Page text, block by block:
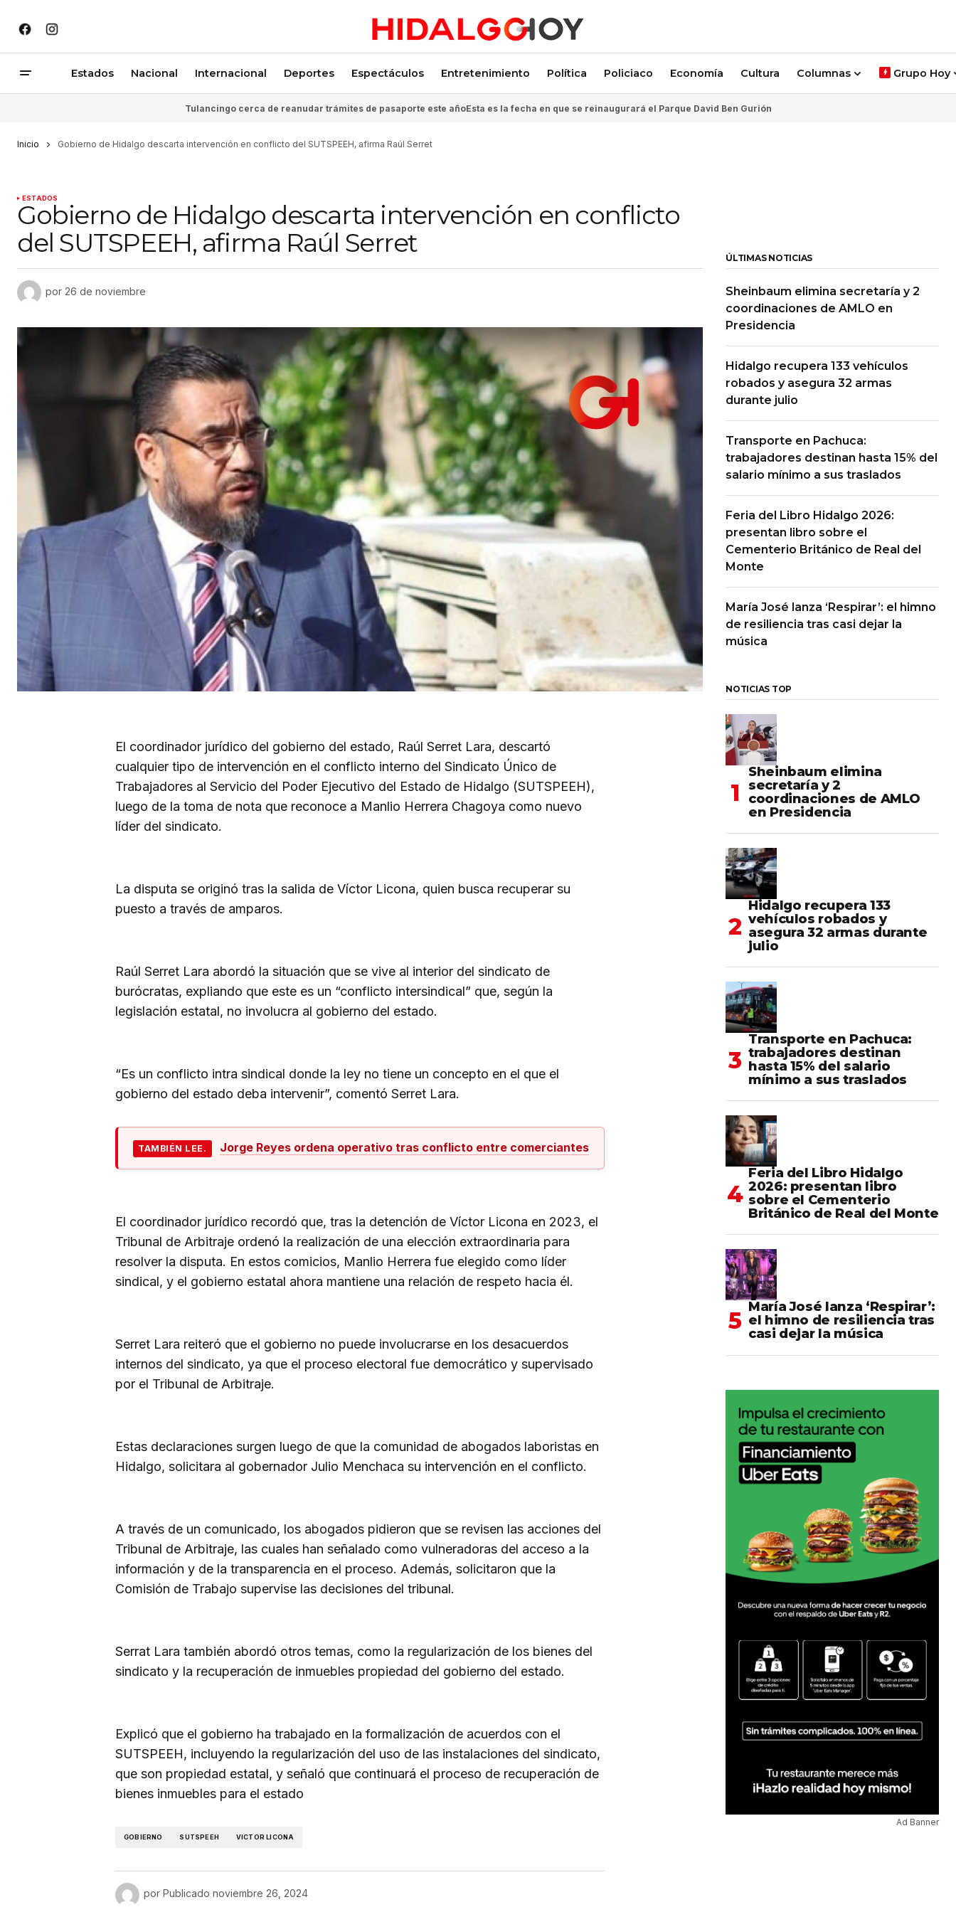
Estados Nacional Internacional Deportes Espectáculos Entretenimiento Política Policiaco Economía Cultura Columnas Grupo Hoy
Tulancingo cerca de reanudar trámites de pasaporte este añoEsta es la fecha en que se reinaugurará el Parque David Ben Gurión
Inicio Gobierno de Hidalgo descarta intervención en conflicto del SUTSPEEH, afirma Raúl Serret
ESTADOS
Gobierno de Hidalgo descarta intervención en conflicto
del SUTSPEEH, afirma Raúl Serret
por 26 de noviembre
El coordinador jurídico del gobierno del estado, Raúl Serret Lara, descartó
cualquier tipo de intervención en el conflicto interno del Sindicato Único de
Trabajadores al Servicio del Poder Ejecutivo del Estado de Hidalgo (SUTSPEEH),
luego de la toma de nota que reconoce a Manlio Herrera Chagoya como nuevo
líder del sindicato.
La disputa se originó tras la salida de Víctor Licona, quien busca recuperar su
puesto a través de amparos.
Raúl Serret Lara abordó la situación que se vive al interior del sindicato de
burócratas, expliando que este es un “conflicto intersindical” que, según la
legislación estatal, no involucra al gobierno del estado.
“Es un conflicto intra sindical donde la ley no tiene un concepto en el que el
gobierno del estado deba intervenir”, comentó Serret Lara.
TAMBIÉN LEE. Jorge Reyes ordena operativo tras conflicto entre comerciantes
El coordinador jurídico recordó que, tras la detención de Víctor Licona en 2023, el
Tribunal de Arbitraje ordenó la realización de una elección extraordinaria para
resolver la disputa. En estos comicios, Manlio Herrera fue elegido como líder
sindical, y el gobierno estatal ahora mantiene una relación de respeto hacia él.
Serret Lara reiteró que el gobierno no puede involucrarse en los desacuerdos
internos del sindicato, ya que el proceso electoral fue democrático y supervisado
por el Tribunal de Arbitraje.
Estas declaraciones surgen luego de que la comunidad de abogados laboristas en
Hidalgo, solicitara al gobernador Julio Menchaca su intervención en el conflicto.
A través de un comunicado, los abogados pidieron que se revisen las acciones del
Tribunal de Arbitraje, las cuales han señalado como vulneradoras del acceso a la
información y de la transparencia en el proceso. Además, solicitaron que la
Comisión de Trabajo supervise las decisiones del tribunal.
Serrat Lara también abordó otros temas, como la regularización de los bienes del
sindicato y la recuperación de inmuebles propiedad del gobierno del estado.
Explicó que el gobierno ha trabajado en la formalización de acuerdos con el
SUTSPEEH, incluyendo la regularización del uso de las instalaciones del sindicato,
que son propiedad estatal, y señaló que continuará el proceso de recuperación de
bienes inmuebles para el estado
GOBIERNO SUTSPEEH VICTOR LICONA
por Publicado noviembre 26, 2024
ÚLTIMAS NOTICIAS
Sheinbaum elimina secretaría y 2
coordinaciones de AMLO en
Presidencia
Hidalgo recupera 133 vehículos
robados y asegura 32 armas
durante julio
Transporte en Pachuca:
trabajadores destinan hasta 15% del
salario mínimo a sus traslados
Feria del Libro Hidalgo 2026:
presentan libro sobre el
Cementerio Británico de Real del
Monte
María José lanza ‘Respirar’: el himno
de resiliencia tras casi dejar la
música
NOTICIAS TOP
Sheinbaum elimina
secretaría y 2
coordinaciones de AMLO
en Presidencia
Hidalgo recupera 133
vehículos robados y
asegura 32 armas durante
julio
Transporte en Pachuca:
trabajadores destinan
hasta 15% del salario
mínimo a sus traslados
Feria del Libro Hidalgo
2026: presentan libro
sobre el Cementerio
Británico de Real del Monte
María José lanza ‘Respirar’:
el himno de resiliencia tras
casi dejar la música
Ad Banner